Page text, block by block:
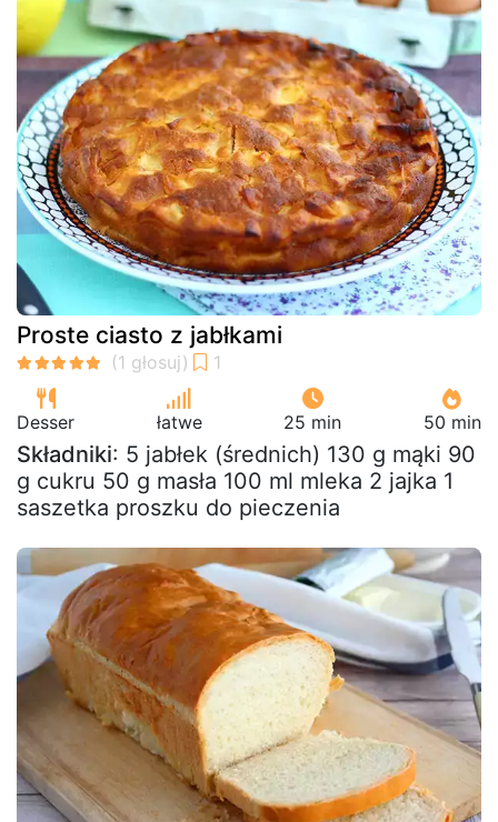
Proste ciasto z jabłkami
Desser łatwe 25 min 50 min
Składniki: 5 jabłek (średnich) 130 g mąki 90
g cukru 50 g masła 100 ml mleka 2 jajka 1
saszetka proszku do pieczenia